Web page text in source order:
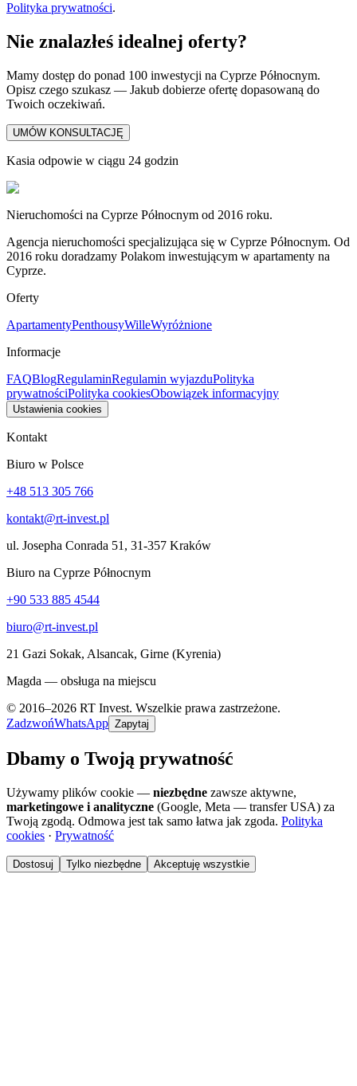
Polityka prywatności.
Nie znalazłeś idealnej oferty?
Mamy dostęp do ponad 100 inwestycji na Cyprze Północnym.
Opisz czego szukasz — Jakub dobierze ofertę dopasowaną do
Twoich oczekiwań.
UMÓW KONSULTACJĘ
Kasia odpowie w ciągu 24 godzin
Nieruchomości na Cyprze Północnym od 2016 roku.
Agencja nieruchomości specjalizująca się w Cyprze Północnym. Od
2016 roku doradzamy Polakom inwestującym w apartamenty na
Cyprze.
Oferty
ApartamentyPenthousyWilleWyróżnione
Informacje
FAQBlogRegulaminRegulamin wyjazduPolityka
prywatnościPolityka cookiesObowiązek informacyjny
Ustawienia cookies
Kontakt
Biuro w Polsce
+48 513 305 766
kontakt@rt-invest.pl
ul. Josepha Conrada 51, 31-357 Kraków
Biuro na Cyprze Północnym
+90 533 885 4544
biuro@rt-invest.pl
21 Gazi Sokak, Alsancak, Girne (Kyrenia)
Magda — obsługa na miejscu
© 2016–2026 RT Invest. Wszelkie prawa zastrzeżone.
ZadzwońWhatsApp Zapytaj
Dbamy o Twoją prywatność
Używamy plików cookie — niezbędne zawsze aktywne,
marketingowe i analityczne (Google, Meta — transfer USA) za
Twoją zgodą. Odmowa jest tak samo łatwa jak zgoda. Polityka
cookies · Prywatność
Dostosuj Tylko niezbędne Akceptuję wszystkie